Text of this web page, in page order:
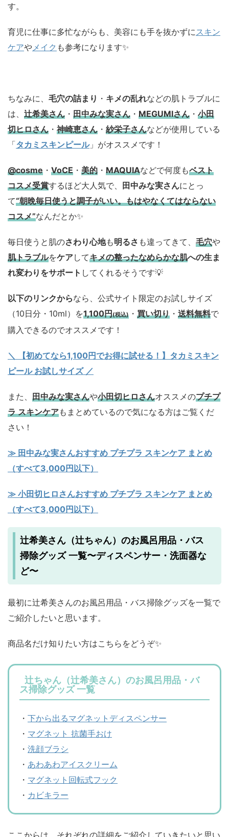
す。
育児に仕事に多忙ながらも、美容にも手を抜かずに スキン
ケアや メイク も参考になります✨
ちなみに、 毛穴の詰まり ・ キメの乱れなどの肌トラブルに
は、 辻希美さん ・ 田中みな実さん ・ MEGUMIさん ・ 小田
切ヒロさん ・ 神崎恵さん ・ 紗栄子さんなどが使用している
「タカミスキンピール」がオススメです！
@cosme ・ VoCE ・ 美的 ・ MAQUIAなどで何度もベスト
コスメ受賞するほど大人気で、 田中みな実さんにとっ
て“朝晩毎日使うと調子がいい。もはやなくてはならない
コスメ”なんだとか✨
毎日使うと肌のさわり心地も明るさ も違ってきて、 毛穴や
肌トラブルをケアしてキメの整ったなめらかな肌への生ま
れ変わりをサポート してくれるそうです💡
以下のリンクからなら、公式サイト限定のお試しサイズ
（10日分・10ml）を1,100円(税込) ・ 買い切り ・ 送料無料で
購入できるのでオススメです！
＼ 【初めてなら1,100円でお得に試せる！】タカミスキン
ピール お試しサイズ／
また、 田中みな実さんや小田切ヒロさんオススメのプチプ
ラ スキンケアもまとめているので気になる方はご覧くだ
さい！
≫ 田中みな実さんおすすめ プチプラ スキンケア まとめ
（すべて3,000円以下）
≫ 小田切ヒロさんおすすめ プチプラ スキンケア まとめ
（すべて3,000円以下）
辻希美さん（辻ちゃん）のお風呂用品・バス
掃除グッズ 一覧〜ディスペンサー・洗面器な
ど〜
最初に辻希美さんのお風呂用品・バス掃除グッズを一覧で
ご紹介したいと思います。
商品名だけ知りたい方はこちらをどうぞ✨
辻ちゃん（辻希美さん）のお風呂用品・バ
ス掃除グッズ 一覧
・ 下から出るマグネットディスペンサー
・ マグネット 抗菌手おけ
・ 洗顔ブラシ
・ あわあわアイスクリーム
・ マグネット回転式フック
・ カビキラー
ここからは、それぞれの詳細をご紹介していきたいと思い